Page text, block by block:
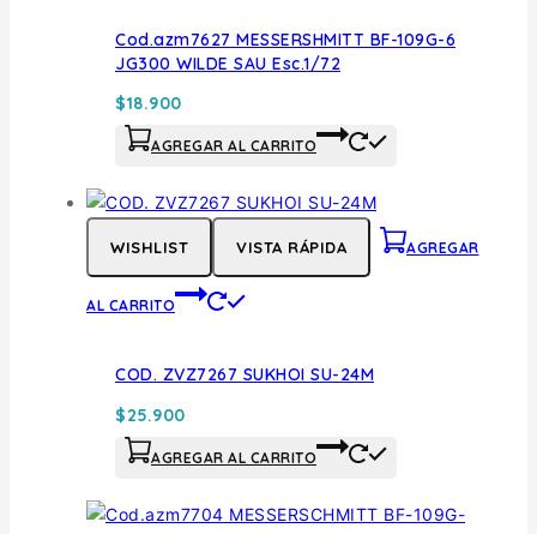
Cod.azm7627 MESSERSHMITT BF-109G-6
JG300 WILDE SAU Esc.1/72
$18.900
AGREGAR AL CARRITO
WISHLIST VISTA RÁPIDA AGREGAR
AL CARRITO
COD. ZVZ7267 SUKHOI SU-24M
$25.900
AGREGAR AL CARRITO